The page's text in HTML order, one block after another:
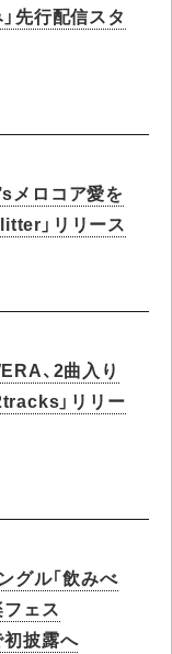
先行配信スタ
メロコア愛を
」リリース
、2曲入り
」リリー
グル「飲みべ
ェス
初披露へ